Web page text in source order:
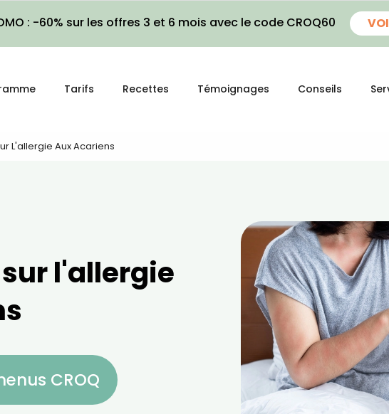
: -60% sur les offres 3 et 6 mois avec le code CROQ60
Tarifs Recettes Témoignages Conseils
L'allergie Aux Acariens
l'allergie
CROQ